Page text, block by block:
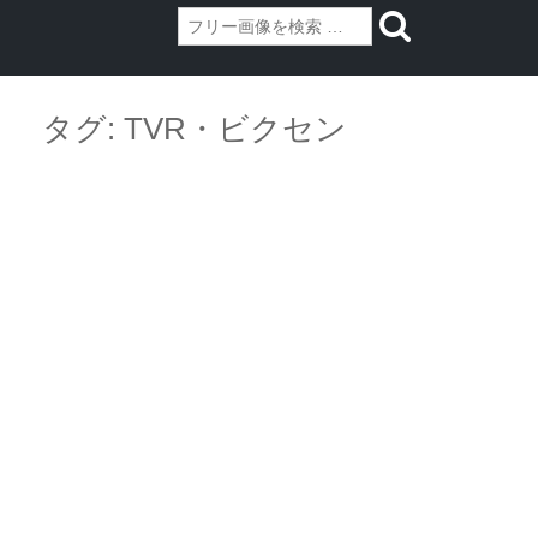
contentタグ: TVR・ビクセン